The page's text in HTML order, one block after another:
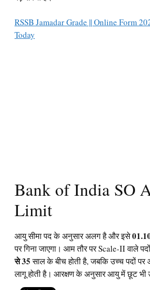
RSSB Jamadar Grade || Online Form
Today
Bank of India SO
Limit
आयु सीमा पद के अनुसार अलग है और इसे
पर गिना जाएगा। आम तौर पर Scale-II वाले
से 35साल के बीच होती है, जबकि उच्च पदों
लागू होती है। आरक्षण के अनुसार आयु में छूट भी